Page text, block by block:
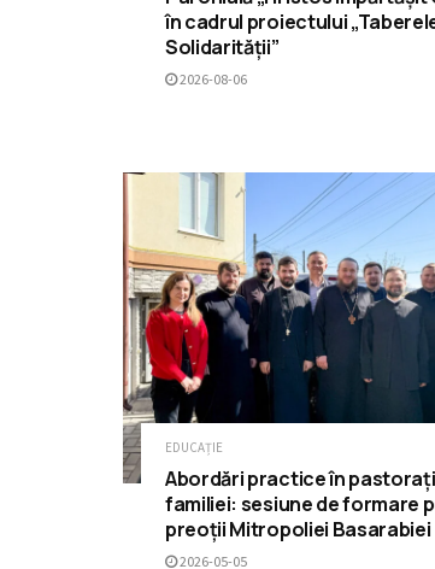
în cadrul proiectului
Solidarității”
2026-08-06
EDUCAȚIE
Abordări practice în
familiei: sesiune de formare
preoții Mitropoliei Basarabiei
2026-05-05